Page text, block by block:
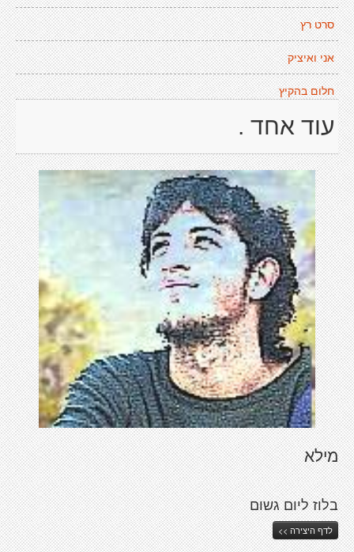
סרט רץ
אני ואיציק
חלום בהקיץ
עוד אחד .
מילא
בלוז ליום גשום
לדף היצירה >>